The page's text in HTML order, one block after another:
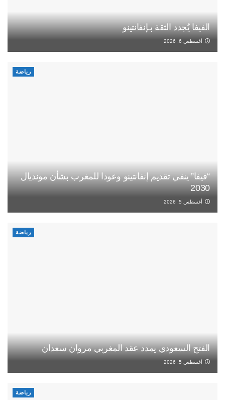
الفيفا يُجدد الثقة بـإنفانتينو
أغسطس 6, 2026
رياضة
“فيفا” ينفي تقديم إنفانتينو وعودا للمغرب بشأن مونديال
2030
أغسطس 5, 2026
رياضة
الفتح السعودي يمدد عقد المغربي مروان سعدان
أغسطس 5, 2026
رياضة